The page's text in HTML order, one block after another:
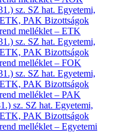
sz. SZ hat. Egyetemi,
PAK Bizottságok
melléklet – ETK
sz. SZ hat. Egyetemi,
PAK Bizottságok
melléklet – FOK
sz. SZ hat. Egyetemi,
PAK Bizottságok
melléklet – PAK
sz. SZ hat. Egyetemi,
PAK Bizottságok
melléklet – Egyetemi